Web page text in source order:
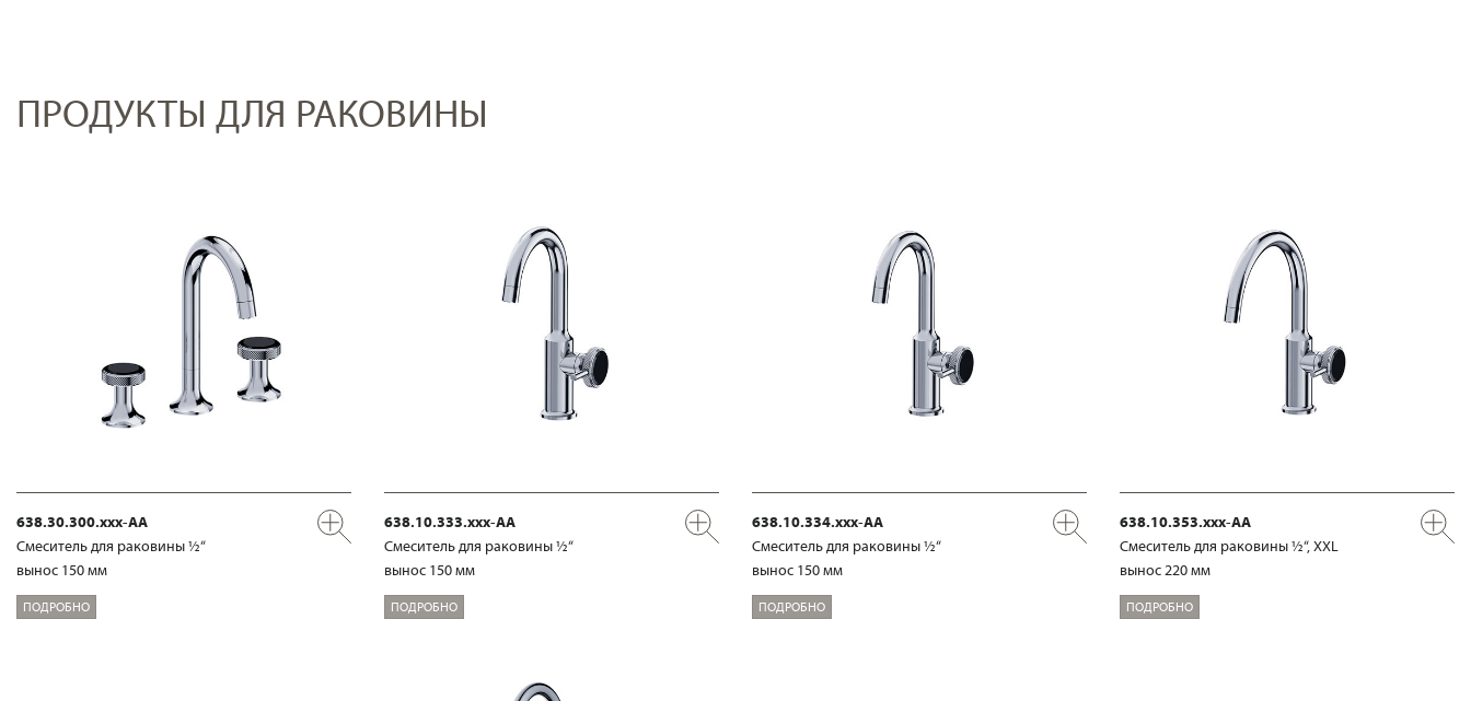
ПРОДУКТЫ ДЛЯ РАКОВИНЫ
638.30.300.xxx-AA
Смеситель для раковины ½“
вынос 150 мм
ПОДРОБНО
638.10.333.xxx-AA
Смеситель для раковины ½“
вынос 150 мм
ПОДРОБНО
638.10.334.xxx-AA
Смеситель для раковины ½“
вынос 150 мм
ПОДРОБНО
638.10.353.xxx-AA
Смеситель для раковины ½“, XXL
вынос 220 мм
ПОДРОБНО